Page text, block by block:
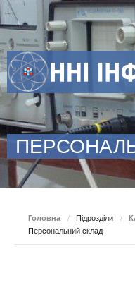
Головна / Підрозділи /
Персональний склад